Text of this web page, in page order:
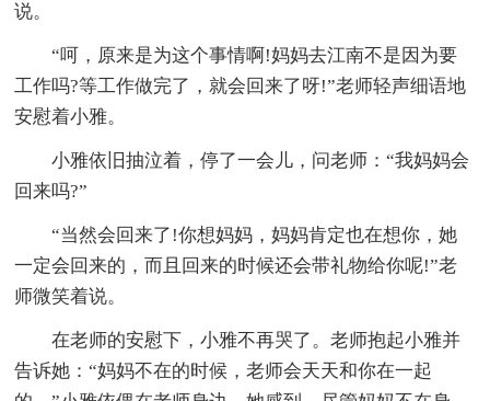
说。
“呵，原来是为这个事情啊!妈妈去江南不是因为要
工作吗?等工作做完了，就会回来了呀!”老师轻声细语地
安慰着小雅。
小雅依旧抽泣着，停了一会儿，问老师：“我妈妈会
回来吗?”
“当然会回来了!你想妈妈，妈妈肯定也在想你，她
一定会回来的，而且回来的时候还会带礼物给你呢!”老
师微笑着说。
在老师的安慰下，小雅不再哭了。老师抱起小雅并
告诉她：“妈妈不在的时候，老师会天天和你在一起